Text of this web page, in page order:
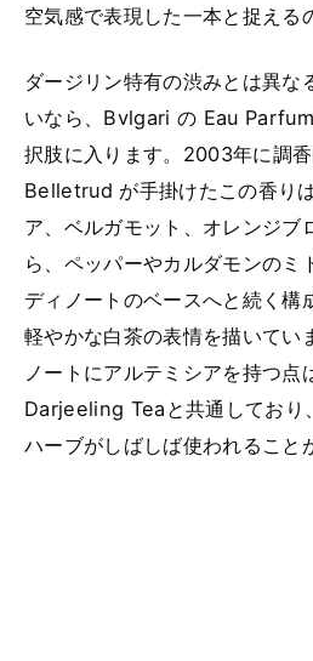
空気感で表現した一本と捉える
ダージリン特有の渋みとは異な
いなら、Bvlgari の Eau
択肢に入ります。2003年に調
Belletrud が手掛けたこの香り
ア、ベルガモット、オレンジブ
ら、ペッパーやカルダモンのミ
ディノートのベースへと続く構
軽やかな白茶の表情を描いてい
ノートにアルテミシアを持つ
Darjeeling Teaと共通しており
ハーブがしばしば使われること